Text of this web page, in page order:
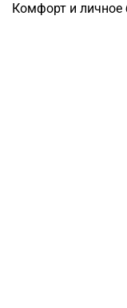
Комфорт и личное